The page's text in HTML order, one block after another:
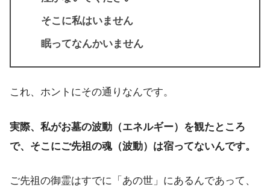
そこに私はいません
眠ってなんかいません
これ、ホントにその通りなんです。
実際、私がお墓の波動（エネルギー）を観たところ
で、そこにご先祖の魂（波動）は宿ってないんです。
ご先祖の御霊はすでに「あの世」にあるんであって、